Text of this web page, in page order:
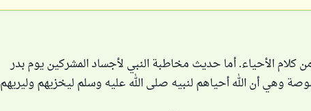
من كلام الأحياء. أما حديث مخاطبة النبي لأجساد المشركين يوم بدر
وهي أن الله أحياهم لنبيه صلى الله عليه وسلم ليخزيهم وليريهم